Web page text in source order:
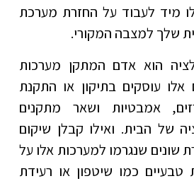
מיד לעבוד על החזרת מערכת
שלך למצבה המקורי.
הוא אדם המתקן מערכות
אלו עוסקים בתיקון או התקנת
אמבטיות ושאר מתקנים
של הבית. ואילו קבלן שיקום
שונים שנגרמו למערכות אלו על
טבעיים כמו שיטפון או רעידת